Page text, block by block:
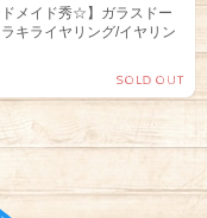
ドメイド秀☆】ガラスドー
キライヤリング/イヤリン
SOLD OUT